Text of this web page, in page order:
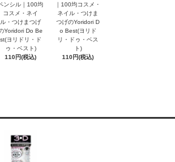
ンシル｜100均
コスメ・ネイ
ル・つけまつげ
Yoridori Do Be
st(ヨリドリ・ド
ゥ・ベスト)
110円(税込)
｜100均コスメ・
ネイル・つけま
つげのYoridori D
o Best(ヨリド
リ・ドゥ・ベス
ト)
110円(税込)